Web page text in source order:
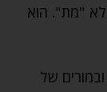
לא "מת". הוא
של